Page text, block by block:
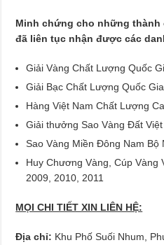
Minh chứng cho những thành
đã liên tục nhận được các
Giải Vàng Chất Lượng Quốc
Giải Bạc Chất Lượng Quốc
Hàng Việt Nam Chất Lượng
Giải thưởng Sao Vàng Đất
Sao Vàng Miền Đông Nam Bộ
Huy Chương Vàng, Cúp Vàng
2009, 2010, 2011
MỌI CHI TIẾT XIN LIÊN HỆ:
Địa chỉ: Khu Phố Suối Nhum,